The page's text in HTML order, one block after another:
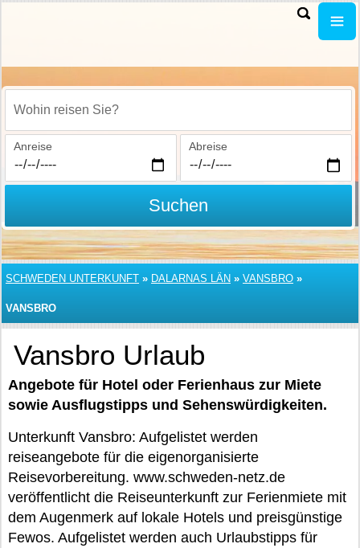
Wohin reisen Sie?
Anreise Abreise
Suchen
SCHWEDEN UNTERKUNFT » DALARNAS LÄN » VANSBRO »
VANSBRO
Vansbro Urlaub
Angebote für Hotel oder Ferienhaus zur Miete
sowie Ausflugstipps und Sehenswürdigkeiten.
Unterkunft Vansbro: Aufgelistet werden
reiseangebote für die eigenorganisierte
Reisevorbereitung. www.schweden-netz.de
veröffentlicht die Reiseunterkunft zur Ferienmiete mit
dem Augenmerk auf lokale Hotels und preisgünstige
Fewos. Aufgelistet werden auch Urlaubstipps für